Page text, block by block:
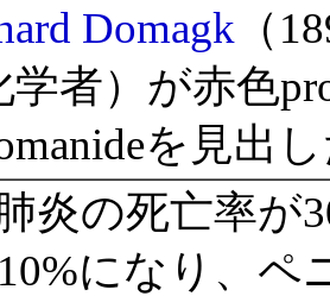
Domagk （
学者）が赤色
を見出
炎の死亡率が
になり、ペ